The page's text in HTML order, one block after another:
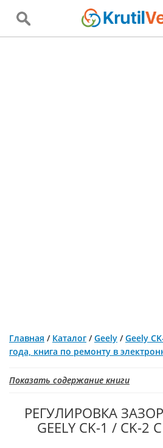
Главная / Каталог /Geely /Geely
года, книга по ремонту в
Показать содержание книги
РЕГУЛИРОВКА
GEELY CK-1 / CK-2